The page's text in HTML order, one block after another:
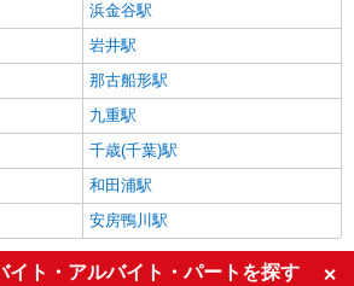
浜金谷駅
岩井駅
那古船形駅
九重駅
千歳(千葉)駅
和田浦駅
安房鴨川駅
イト・アルバイト・パートを探す